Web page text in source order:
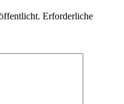
Erforderliche